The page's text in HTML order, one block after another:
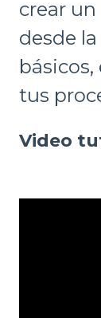
crear
desde
tus
Video